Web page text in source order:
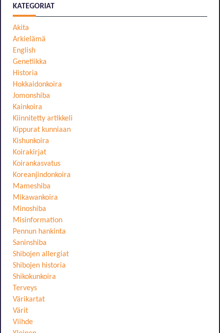
KATEGORIAT
Akita
Arkielämä
English
Genetiikka
Historia
Hokkaidonkoira
Jomonshiba
Kainkoira
Kiinnitetty artikkeli
Kippurat kunniaan
Kishunkoira
Koirakirjat
Koirankasvatus
Koreanjindonkoira
Mameshiba
Mikawankoira
Minoshiba
Misinformation
Pennun hankinta
Saninshiba
Shibojen allergiat
Shibojen historia
Shikokunkoira
Terveys
Värikartat
Värit
Viihde